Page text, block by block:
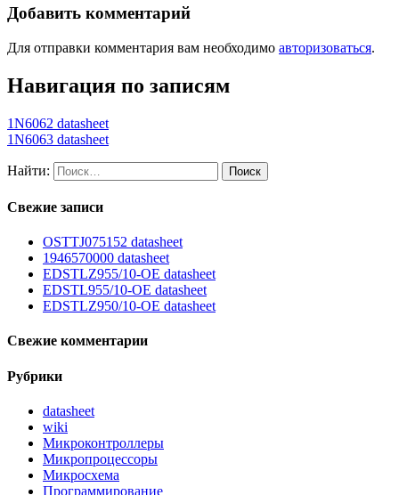
Добавить комментарий
Для отправки комментария вам необходимо авторизоваться.
Навигация по записям
1N6062 datasheet
1N6063 datasheet
Найти:
Свежие записи
OSTTJ075152 datasheet
1946570000 datasheet
EDSTLZ955/10-OE datasheet
EDSTL955/10-OE datasheet
EDSTLZ950/10-OE datasheet
Свежие комментарии
Рубрики
datasheet
wiki
Микроконтроллеры
Микропроцессоры
Микросхема
Программирование